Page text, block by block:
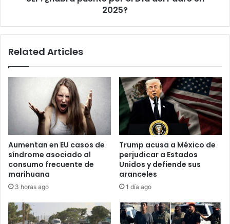
2025?
Related Articles
Aumentan en EU casos de
síndrome asociado al
consumo frecuente de
marihuana
3 horas ago
Trump acusa a México de
perjudicar a Estados
Unidos y defiende sus
aranceles
1 día ago